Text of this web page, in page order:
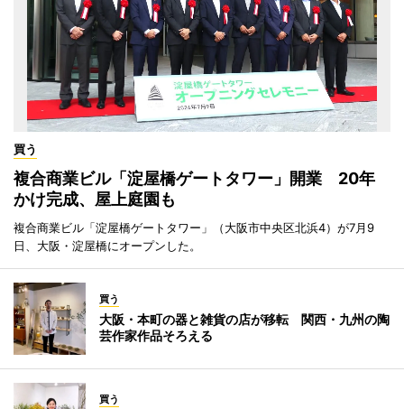
買う
複合商業ビル「淀屋橋ゲートタワー」開業 20年
かけ完成、屋上庭園も
複合商業ビル「淀屋橋ゲートタワー」（大阪市中央区北浜4）が7月9
日、大阪・淀屋橋にオープンした。
買う
大阪・本町の器と雑貨の店が移転 関西・九州の陶
芸作家作品そろえる
買う